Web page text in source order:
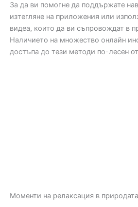
За да ви помогне да поддържате
изтегляне на приложения или
видеа, които да ви съпровождат в
Наличието на множество онлайн
достъпа до тези методи по-лесен
Моменти на релаксация в природата